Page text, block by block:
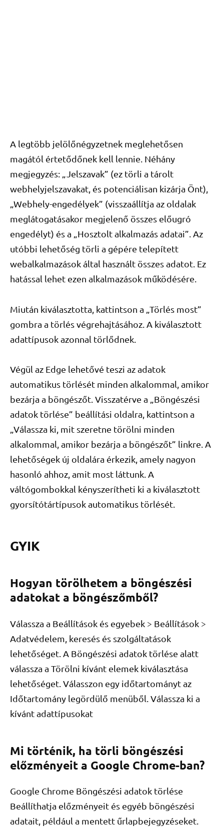
A legtöbb jelölőnégyzetnek meglehetősen
magától értetődőnek kell lennie. Néhány
megjegyzés: „Jelszavak” (ez törli a tárolt
webhelyjelszavakat, és potenciálisan kizárja Önt),
„Webhely-engedélyek” (visszaállítja az oldalak
meglátogatásakor megjelenő összes előugró
engedélyt) és a „Hosztolt alkalmazás adatai”. Az
utóbbi lehetőség törli a gépére telepített
webalkalmazások által használt összes adatot. Ez
hatással lehet ezen alkalmazások működésére.
Miután kiválasztotta, kattintson a „Törlés most”
gombra a törlés végrehajtásához. A kiválasztott
adattípusok azonnal törlődnek.
Végül az Edge lehetővé teszi az adatok
automatikus törlését minden alkalommal, amikor
bezárja a böngészőt. Visszatérve a „Böngészési
adatok törlése” beállítási oldalra, kattintson a
„Válassza ki, mit szeretne törölni minden
alkalommal, amikor bezárja a böngészőt” linkre. A
lehetőségek új oldalára érkezik, amely nagyon
hasonló ahhoz, amit most láttunk. A
váltógombokkal kényszerítheti ki a kiválasztott
gyorsítótártípusok automatikus törlését.
GYIK
Hogyan törölhetem a böngészési
adatokat a böngészőmből?
Válassza a Beállítások és egyebek > Beállítások >
Adatvédelem, keresés és szolgáltatások
lehetőséget. A Böngészési adatok törlése alatt
válassza a Törölni kívánt elemek kiválasztása
lehetőséget. Válasszon egy időtartományt az
Időtartomány legördülő menüből. Válassza ki a
kívánt adattípusokat
Mi történik, ha törli böngészési
előzményeit a Google Chrome-ban?
Google Chrome Böngészési adatok törlése
Beállíthatja előzményeit és egyéb böngészési
adatait, például a mentett űrlapbejegyzéseket.